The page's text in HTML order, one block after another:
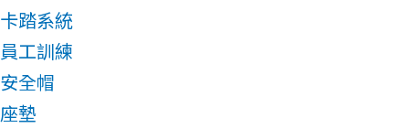
卡踏系統
員工訓練
安全帽
座墊